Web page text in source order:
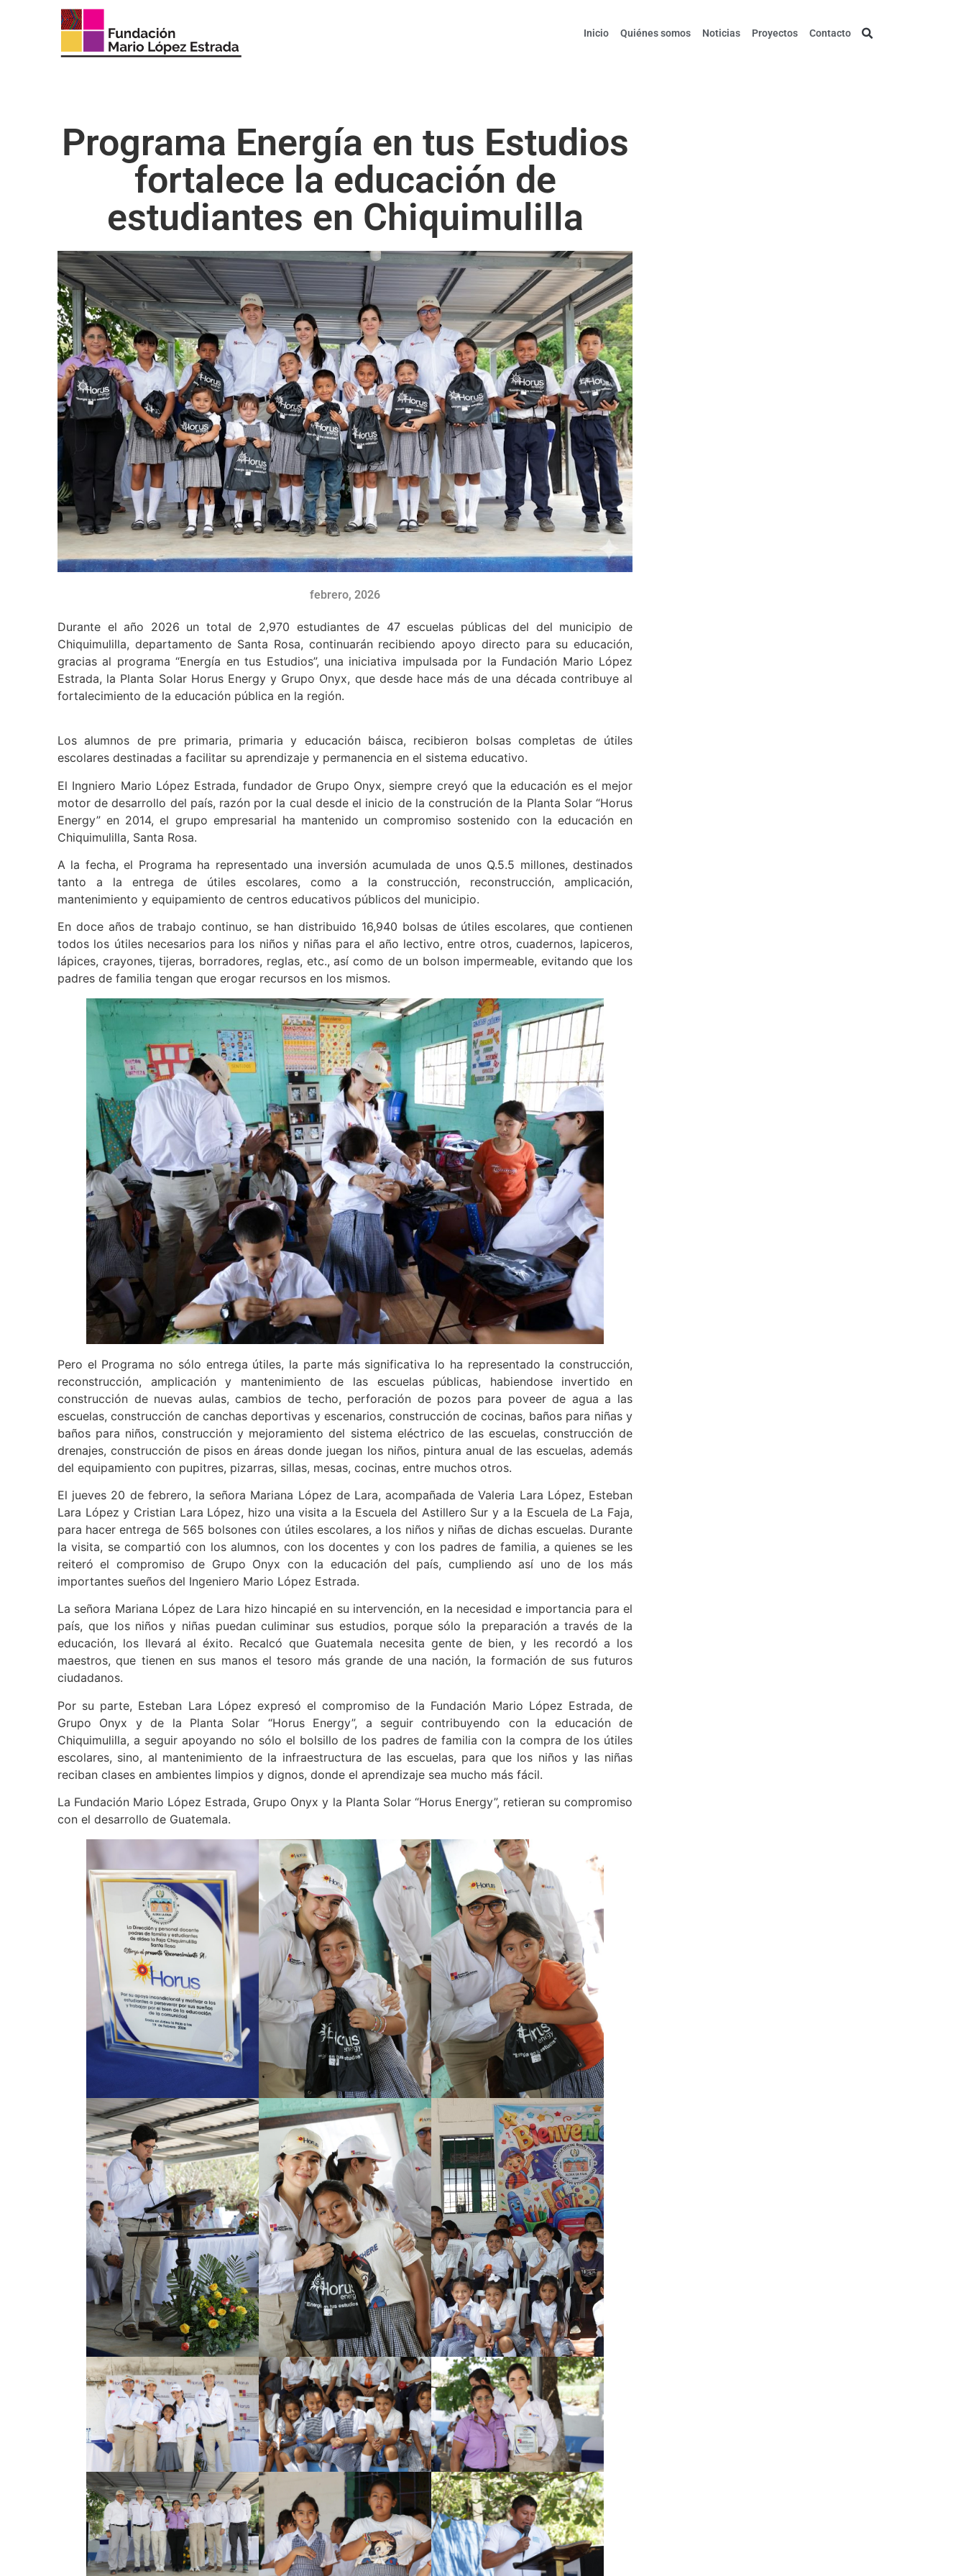
Inicio Quiénes somos Noticias Proyectos Contacto
Programa Energía en tus Estudios
fortalece la educación de
estudiantes en Chiquimulilla
febrero, 2026
Durante el año 2026 un total de 2,970 estudiantes de 47 escuelas públicas del del municipio de
Chiquimulilla, departamento de Santa Rosa, continuarán recibiendo apoyo directo para su educación,
gracias al programa “Energía en tus Estudios”, una iniciativa impulsada por la Fundación Mario López
Estrada, la Planta Solar Horus Energy y Grupo Onyx, que desde hace más de una década contribuye al
fortalecimiento de la educación pública en la región.
Los alumnos de pre primaria, primaria y educación báisca, recibieron bolsas completas de útiles
escolares destinadas a facilitar su aprendizaje y permanencia en el sistema educativo.
El Ingniero Mario López Estrada, fundador de Grupo Onyx, siempre creyó que la educación es el mejor
motor de desarrollo del país, razón por la cual desde el inicio de la construción de la Planta Solar “Horus
Energy” en 2014, el grupo empresarial ha mantenido un compromiso sostenido con la educación en
Chiquimulilla, Santa Rosa.
A la fecha, el Programa ha representado una inversión acumulada de unos Q.5.5 millones, destinados
tanto a la entrega de útiles escolares, como a la construcción, reconstrucción, amplicación,
mantenimiento y equipamiento de centros educativos públicos del municipio.
En doce años de trabajo continuo, se han distribuido 16,940 bolsas de útiles escolares, que contienen
todos los útiles necesarios para los niños y niñas para el año lectivo, entre otros, cuadernos, lapiceros,
lápices, crayones, tijeras, borradores, reglas, etc., así como de un bolson impermeable, evitando que los
padres de familia tengan que erogar recursos en los mismos.
Pero el Programa no sólo entrega útiles, la parte más significativa lo ha representado la construcción,
reconstrucción, amplicación y mantenimiento de las escuelas públicas, habiendose invertido en
construcción de nuevas aulas, cambios de techo, perforación de pozos para poveer de agua a las
escuelas, construcción de canchas deportivas y escenarios, construcción de cocinas, baños para niñas y
baños para niños, construcción y mejoramiento del sistema eléctrico de las escuelas, construcción de
drenajes, construcción de pisos en áreas donde juegan los niños, pintura anual de las escuelas, además
del equipamiento con pupitres, pizarras, sillas, mesas, cocinas, entre muchos otros.
El jueves 20 de febrero, la señora Mariana López de Lara, acompañada de Valeria Lara López, Esteban
Lara López y Cristian Lara López, hizo una visita a la Escuela del Astillero Sur y a la Escuela de La Faja,
para hacer entrega de 565 bolsones con útiles escolares, a los niños y niñas de dichas escuelas. Durante
la visita, se compartió con los alumnos, con los docentes y con los padres de familia, a quienes se les
reiteró el compromiso de Grupo Onyx con la educación del país, cumpliendo así uno de los más
importantes sueños del Ingeniero Mario López Estrada.
La señora Mariana López de Lara hizo hincapié en su intervención, en la necesidad e importancia para el
país, que los niños y niñas puedan culiminar sus estudios, porque sólo la preparación a través de la
educación, los llevará al éxito. Recalcó que Guatemala necesita gente de bien, y les recordó a los
maestros, que tienen en sus manos el tesoro más grande de una nación, la formación de sus futuros
ciudadanos.
Por su parte, Esteban Lara López expresó el compromiso de la Fundación Mario López Estrada, de
Grupo Onyx y de la Planta Solar “Horus Energy”, a seguir contribuyendo con la educación de
Chiquimulilla, a seguir apoyando no sólo el bolsillo de los padres de familia con la compra de los útiles
escolares, sino, al mantenimiento de la infraestructura de las escuelas, para que los niños y las niñas
reciban clases en ambientes limpios y dignos, donde el aprendizaje sea mucho más fácil.
La Fundación Mario López Estrada, Grupo Onyx y la Planta Solar “Horus Energy”, retieran su compromiso
con el desarrollo de Guatemala.